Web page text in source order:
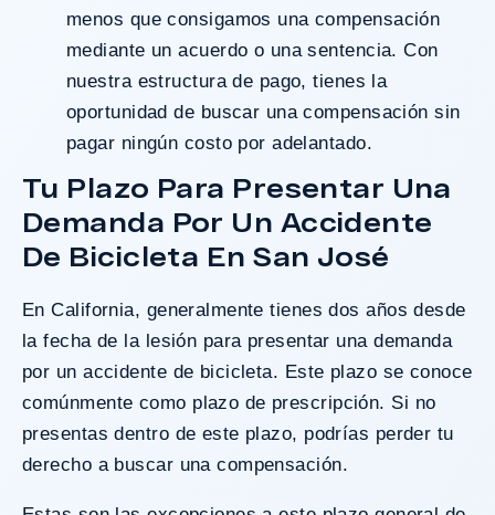
menos que consigamos una compensación
mediante un acuerdo o una sentencia. Con
nuestra estructura de pago, tienes la
oportunidad de buscar una compensación sin
pagar ningún costo por adelantado.
Tu Plazo Para Presentar Una
Demanda Por Un Accidente
De Bicicleta En San José
En California, generalmente tienesdos años desde
la fecha de la lesión para presentar una demanda
por un accidente de bicicleta. Este plazo se conoce
comúnmente como plazo de prescripción. Si no
presentas dentro de este plazo, podrías perder tu
derecho a buscar una compensación.